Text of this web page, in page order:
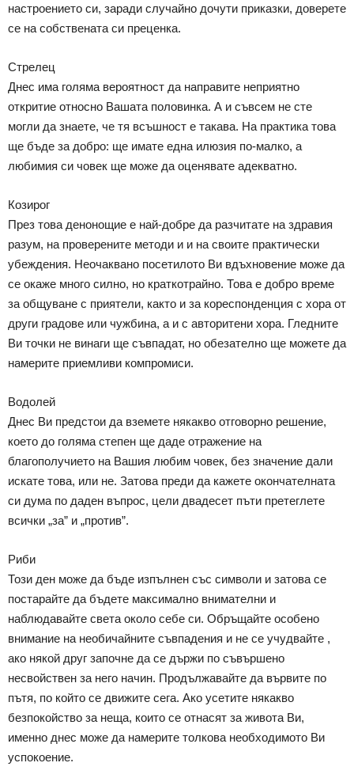
настроението си, заради случайно дочути приказки, доверете
се на собствената си преценка.
Стрелец
Днес има голяма вероятност да направите неприятно
откритие относно Вашата половинка. А и съвсем не сте
могли да знаете, че тя всъшност е такава. На практика това
ще бъде за добро: ще имате една илюзия по-малко, а
любимия си човек ще може да оценявате адекватно.
Козирог
През това денонощие е най-добре да разчитате на здравия
разум, на проверените методи и и на своите практически
убеждения. Неочаквано посетилото Ви вдъхновение може да
се окаже много силно, но краткотрайно. Това е добро време
за общуване с приятели, както и за кореспонденция с хора от
други градове или чужбина, а и с авторитени хора. Гледните
Ви точки не винаги ще съвпадат, но обезателно ще можете да
намерите приемливи компромиси.
Водолей
Днес Ви предстои да вземете някакво отговорно решение,
което до голяма степен ще даде отражение на
благополучието на Вашия любим човек, без значение дали
искате това, или не. Затова преди да кажете окончателната
си дума по даден въпрос, цели двадесет пъти претеглете
всички „за” и „против”.
Риби
Този ден може да бъде изпълнен със символи и затова се
постарайте да бъдете максимално внимателни и
наблюдавайте света около себе си. Обръщайте особено
внимание на необичайните съвпадения и не се учудвайте ,
ако някой друг започне да се държи по съвършено
несвойствен за него начин. Продължавайте да вървите по
пътя, по който се движите сега. Ако усетите някакво
безпокойство за неща, които се отнасят за живота Ви,
именно днес може да намерите толкова необходимото Ви
успокоение.